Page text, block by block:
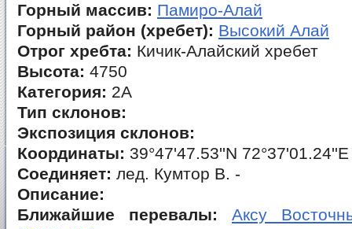
Горный массив: Памиро-Алай
Горный район (хребет): Высокий Алай
Отрог хребта: Кичик-Алайский хребет
Высота: 4750
Категория: 2А
Тип склонов:
Экспозиция склонов:
Координаты: 39°47'47.53''N 72°37'01.24''E
Соединяет: лед. Кумтор В. -
Описание:
Ближайшие перевалы:
Аксу